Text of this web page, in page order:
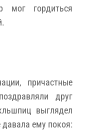
мог гордиться
причастные
друг
выглядел
ему покоя: